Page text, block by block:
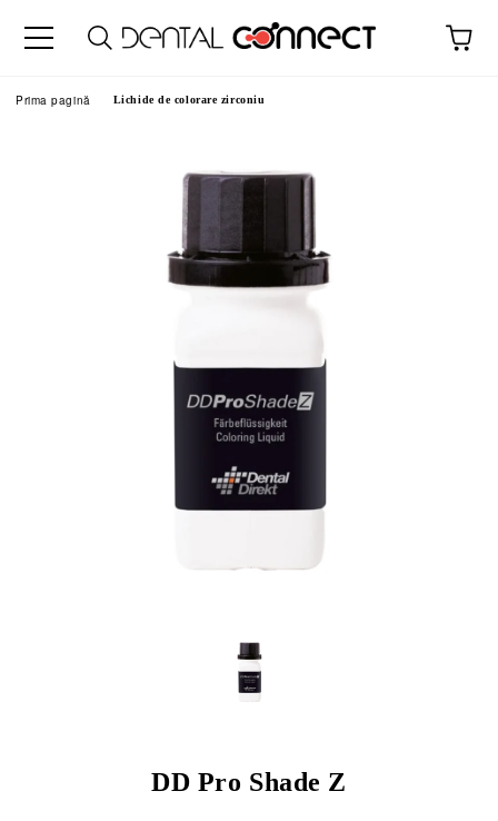
Prima pagină Lichide de colorare zirconiu
DD Pro Shade Z